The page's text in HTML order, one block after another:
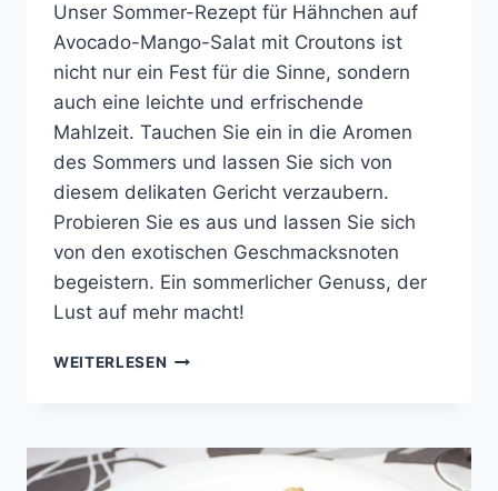
Unser Sommer-Rezept für Hähnchen auf
Avocado-Mango-Salat mit Croutons ist
nicht nur ein Fest für die Sinne, sondern
auch eine leichte und erfrischende
Mahlzeit. Tauchen Sie ein in die Aromen
des Sommers und lassen Sie sich von
diesem delikaten Gericht verzaubern.
Probieren Sie es aus und lassen Sie sich
von den exotischen Geschmacksnoten
begeistern. Ein sommerlicher Genuss, der
Lust auf mehr macht!
WEITERLESEN HÄHNCHEN
SALAT
MIT